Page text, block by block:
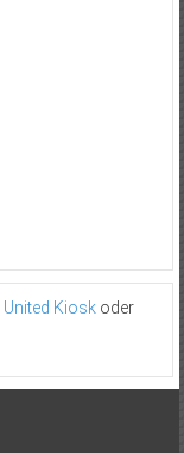
United Kioskoder